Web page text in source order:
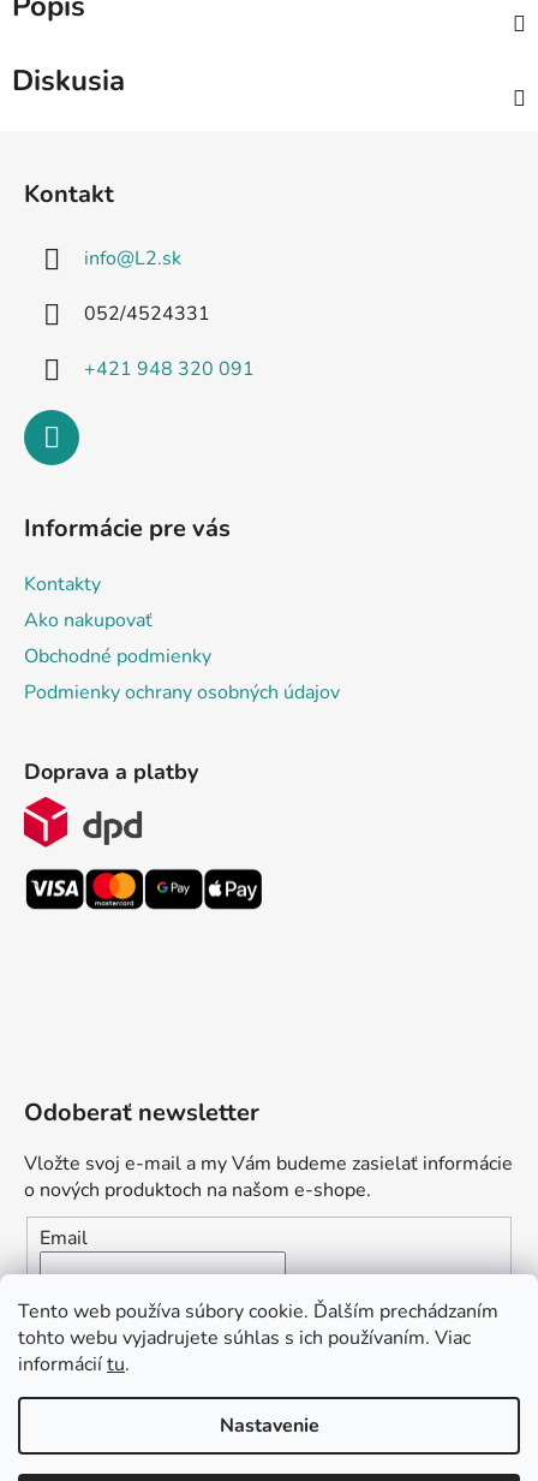
Tento web používa súbory cookie. Ďalším prechádzaním
tohto webu vyjadrujete súhlas s ich používaním. Viac
informáciítu.
Nastavenie
Diskusia
Kontakt
info@L2.sk
052/4524331
+421 948 320 091
Informácie pre vás
Kontakty
Ako nakupovať
Obchodné podmienky
Podmienky ochrany osobných údajov
Doprava a platby
Odoberať newsletter
Vložte svoj e-mail a my Vám budeme zasielať informácie
o nových produktoch na našom e-shope.
Email
Vložením e-mailu súhlasíte s
podmienkami ochrany
osobných údajov
môžem pomôcť?“